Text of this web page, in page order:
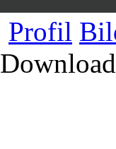
Profil